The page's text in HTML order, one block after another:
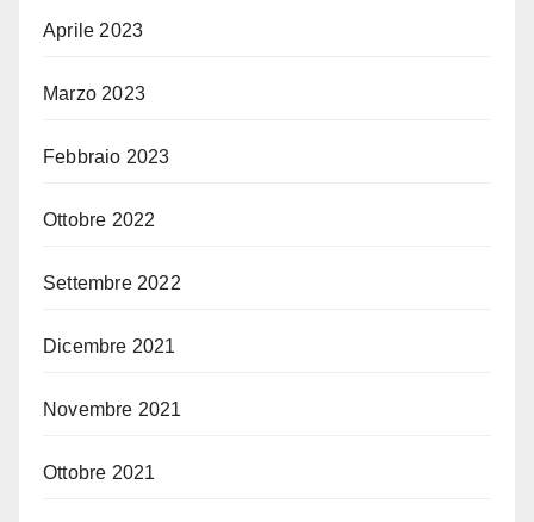
Aprile 2023
Marzo 2023
Febbraio 2023
Ottobre 2022
Settembre 2022
Dicembre 2021
Novembre 2021
Ottobre 2021